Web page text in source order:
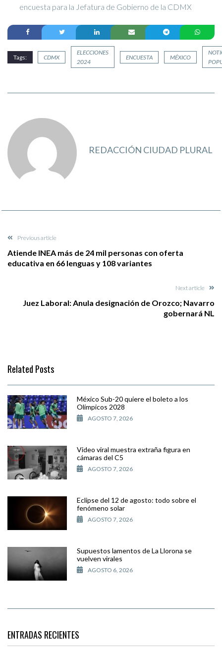
encuesta para la Jefatura de Gobierno de la CDMX
Tags: CDMX
ELECCIONES
2024
ENCUESTA MÉXICO
REDACCIÓN CIUDAD PLURAL
Previous article
Atiende INEA más de 24 mil personas con oferta
educativa en 66 lenguas y 108 variantes
Next article
Juez Laboral: Anula designación de Orozco; Navarro
gobernará NL
Related Posts
México Sub-20 quiere el boleto a los
Olímpicos 2028
AGOSTO 7, 2026
Video viral muestra extraña figura en
cámaras del C5
AGOSTO 7, 2026
Eclipse del 12 de agosto: todo sobre el
fenómeno solar
AGOSTO 7, 2026
Supuestos lamentos de La Llorona se
vuelven virales
AGOSTO 6, 2026
ENTRADAS RECIENTES